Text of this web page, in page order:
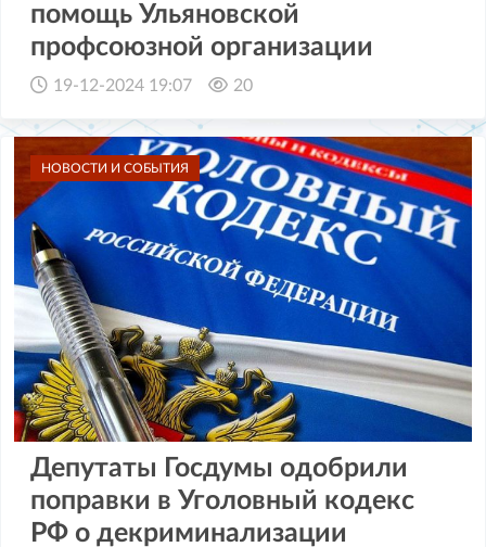
помощь Ульяновской
профсоюзной организации
19-12-2024 19:07 20
НОВОСТИ И СОБЫТИЯ
Депутаты Госдумы одобрили
поправки в Уголовный кодекс
РФ о декриминализации